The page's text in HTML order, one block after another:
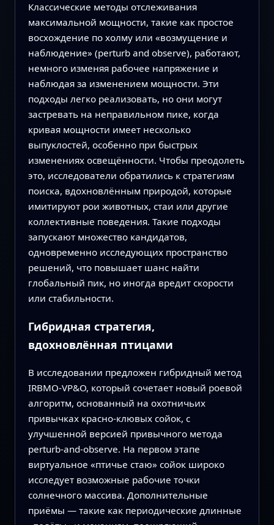
Классические методы отслеживания
максимальной мощности, такие как простое
восхождение по холму или «возмущение и
наблюдение» (perturb and observe), работают,
немного изменяя рабочее напряжение и
наблюдая за изменением мощности. Эти
подходы легко реализовать, но они могут
застревать на неправильном пике, когда
кривая мощности имеет несколько
выпуклостей, особенно при быстрых
изменениях освещённости. Чтобы преодолеть
это, исследователи обратились к стратегиям
поиска, вдохновлённым природой, которые
имитируют рои животных, стаи или другие
коллективные поведения. Такие подходы
запускают множество кандидатов,
одновременно исследующих пространство
решений, что повышает шанс найти
глобальный пик, но иногда вредит скорости
или стабильности.
Гибридная стратегия,
вдохновлённая птицами
В исследовании предложен гибридный метод
IRBMO-VP&O, который сочетает новый роевой
алгоритм, основанный на охотничьих
привычках красно-клювых сойок, с
улучшенной версией привычного метода
perturb-and-observe. На первом этапе
виртуальное «птичье стаю» сойок широко
исследует возможные рабочие точки
солнечного массива. Дополнительные
приёмы — такие как периодические длинные